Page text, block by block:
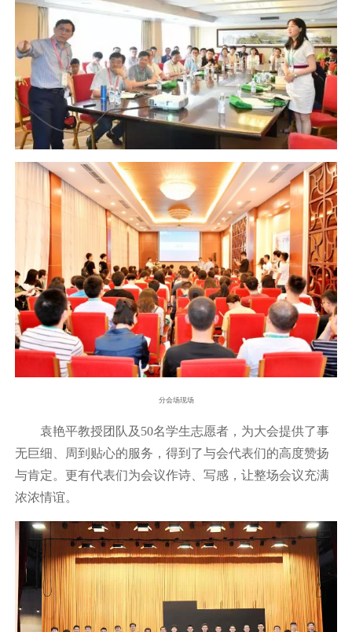
分会场现场
袁艳平教授团队及50名学生志愿者，为大会提供了事
无巨细、周到贴心的服务，得到了与会代表们的高度赞扬
与肯定。更有代表们为会议作诗、写感，让整场会议充满
浓浓情谊。